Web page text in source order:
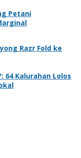
Petani
Razr Fold ke
64 Kalurahan Lolos